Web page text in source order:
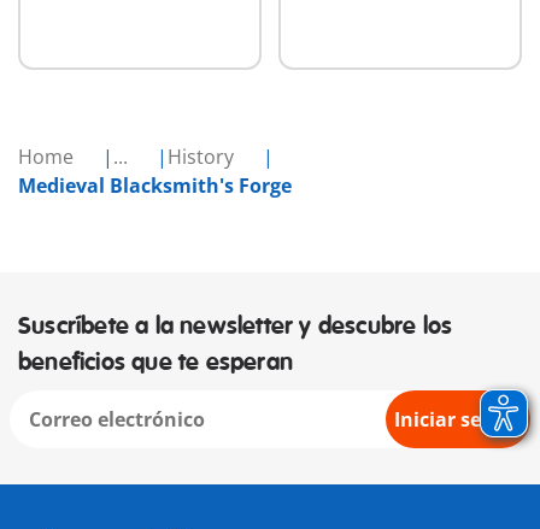
Home ...
History
Medieval Blacksmith's Forge
Suscríbete a la newsletter y descubre los
beneficios que te esperan
Iniciar sesión